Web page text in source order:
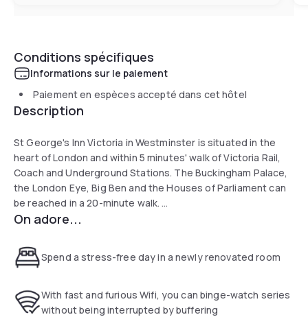
Conditions spécifiques
Informations sur le paiement
Paiement en espèces accepté dans cet hôtel
Description
St George's Inn Victoria in Westminster is situated in the
heart of London and within 5 minutes' walk of Victoria Rail,
Coach and Underground Stations. The Buckingham Palace,
the London Eye, Big Ben and the Houses of Parliament can
be reached in a 20-minute walk.
renovated rooms with a friendly atmosphere. The hotel has
fast free WiFi and offers a quiet location ideal for some time
London’s attractions are easily accessible via the excellent
On adore...
Spend a stress-free day in a newly renovated room
With fast and furious Wifi, you can binge-watch series
without being interrupted by buffering